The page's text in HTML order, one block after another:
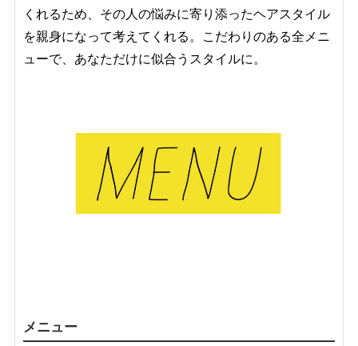
くれるため、その人の悩みに寄り添ったヘアスタイル
を親身になって考えてくれる。こだわりのある全メニ
ューで、あなただけに似合うスタイルに。
メニュー